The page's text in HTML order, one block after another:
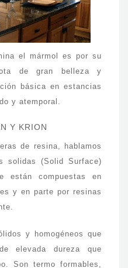
el mármol es por su
de gran belleza y
básica en estancias
y atemporal.
Y KRION
de resina, hablamos
solidas (Solid Surface)
están compuestas en
y en parte por resinas
y homogéneos que
elevada dureza que
Son termo formables,